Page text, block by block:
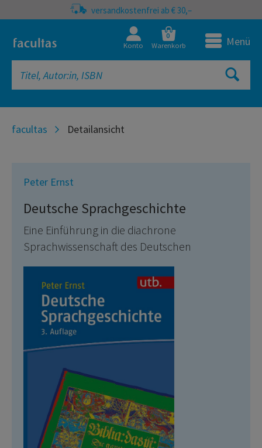
versandkostenfrei ab € 30,–
Konto
0
Warenkorb Menü
facultas Detailansicht
Peter Ernst
Deutsche Sprachgeschichte
Eine Einführung in die diachrone
Sprachwissenschaft des Deutschen